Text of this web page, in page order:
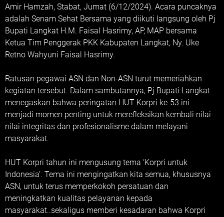
Amir Hamzah, Stabat, Jumat (6/12/2024). Acara puncaknya
adalah Senam Sehat Bersama yang diikuti langsung oleh Pj
Bupati Langkat H.M. Faisal Hasrimy, AP, MAP bersama
Ketua Tim Penggerak PKK Kabupaten Langkat, Ny. Uke
Retno Wahyuni Faisal Hasrimy.
Ratusan pegawai ASN dan Non-ASN turut memeriahkan
kegiatan tersebut. Dalam sambutannya, Pj Bupati Langkat
menegaskan bahwa peringatan HUT Korpri ke-53 ini
menjadi momen penting untuk merefleksikan kembali nilai-
nilai integritas dan profesionalisme dalam melayani
masyarakat.
HUT Korpri tahun ini mengusung tema ‘Korpri untuk
Indonesia’. Tema ini mengingatkan kita semua, khususnya
ASN, untuk terus memperkokoh persatuan dan
meningkatkan kualitas pelayanan kepada
masyarakat..sekaligus memberi kesadaran bahwa Korpri